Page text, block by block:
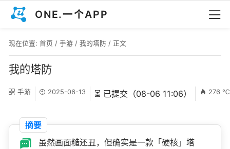
ONE.一个APP
现在位置: 首页 / 手游 / 我的塔防 / 正文
我的塔防
手游 2025-06-13 ⏳ 已提交（08-06 11:06） 276 ℃
摘要
虽然画面糙还丑，但确实是一款「硬核」塔